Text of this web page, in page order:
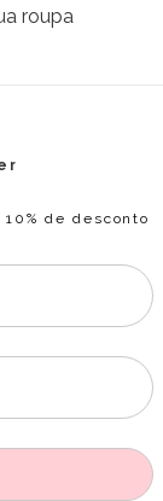
roupa
de desconto